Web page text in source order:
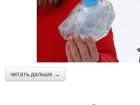
читать дальше →